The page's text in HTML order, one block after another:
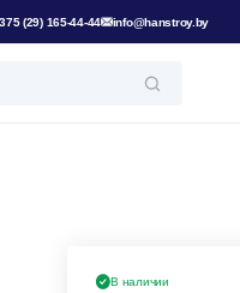
(29) 165-44-44 info@hanstroy.by
В наличии